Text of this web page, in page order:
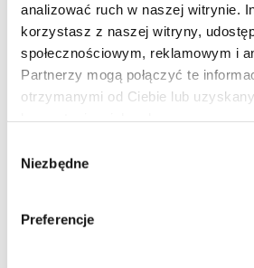
analizować ruch w naszej witrynie.
korzystasz z naszej witryny,
społecznościowym, reklamowym i
Partnerzy mogą połączyć te
otrzymanymi od Ciebie lub
zgody
Niezbędne
Preferencje
Kurozając i świątynia
Gdy wyjątkowy pół kurczak, pół zając
ma siostrę, a cały gatunek kurozająców